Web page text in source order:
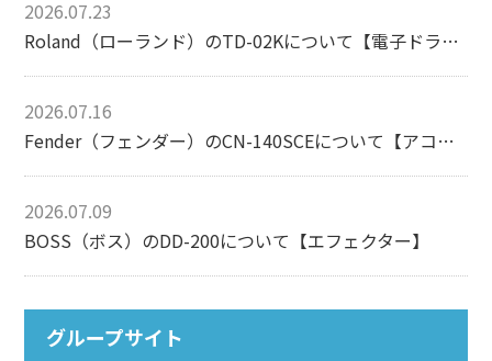
2026.07.23
Roland（ローランド）のTD-02Kについて【電子ドラム】
2026.07.16
Fender（フェンダー）のCN-140SCEについて【アコースティックギター】
2026.07.09
BOSS（ボス）のDD-200について【エフェクター】
グループサイト